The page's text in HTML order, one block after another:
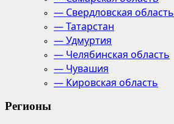
— Свердловская область
— Татарстан
— Удмуртия
— Челябинская область
— Чувашия
— Кировская область
Регионы